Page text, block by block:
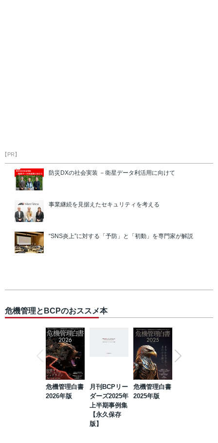
【PR】
防災DXの社会実装 －衛星データ利活用に向けて
事業継続を見据えたセキュリティを考える
“SNS炎上”に対する「予防」と「初動」を専門家が解説
危機管理とBCPのおススメ本
危機管理白書
2026年版
月刊BCPリー
ダーズ2025年
上半期事例集
【永久保存
版】
危機管理白書
2025年版